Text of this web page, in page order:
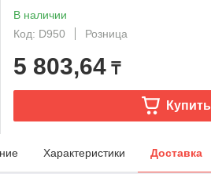
В наличии
Код: D950
Розница
5 803,64 ₸
Купить
Характеристики Доставка